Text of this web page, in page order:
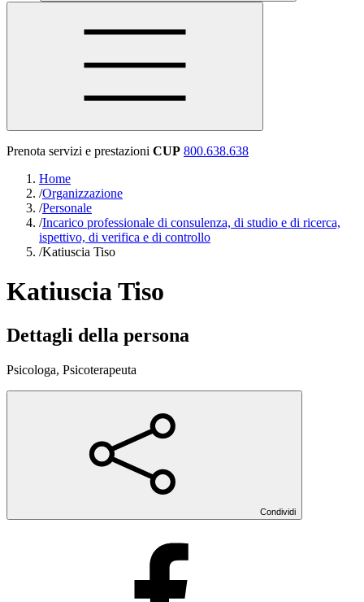
Prenota servizi e prestazioni CUP 800.638.638
Home
/Organizzazione
/Personale
/Incarico professionale di consulenza, di studio e di ricerca,
ispettivo, di verifica e di controllo
/Katiuscia Tiso
Katiuscia Tiso
Dettagli della persona
Psicologa, Psicoterapeuta
Condividi